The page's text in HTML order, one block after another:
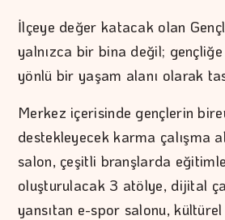
İlçeye değer katacak olan
yalnızca bir bina değil;
yönlü bir yaşam alanı olarak
Merkez içerisinde gençlerin
destekleyecek karma çalışma
salon, çeşitli branşlarda
oluşturulacak 3 atölye, dijital
yansıtan e-spor salonu,